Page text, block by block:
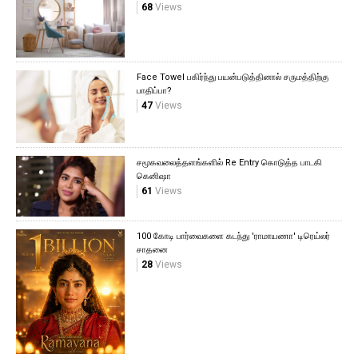
68Views
Face Towel பகிர்ந்து பயன்படுத்தினால் சருமத்திற்கு
பாதிப்பா?
47Views
சமூகவலைத்தளங்களில் Re Entry கொடுத்த பாடகி
கெனிஷா
61 Views
100 கோடி பார்வைகளை கடந்து 'ராமாயணா' டிரெய்லர்
சாதனை
28Views